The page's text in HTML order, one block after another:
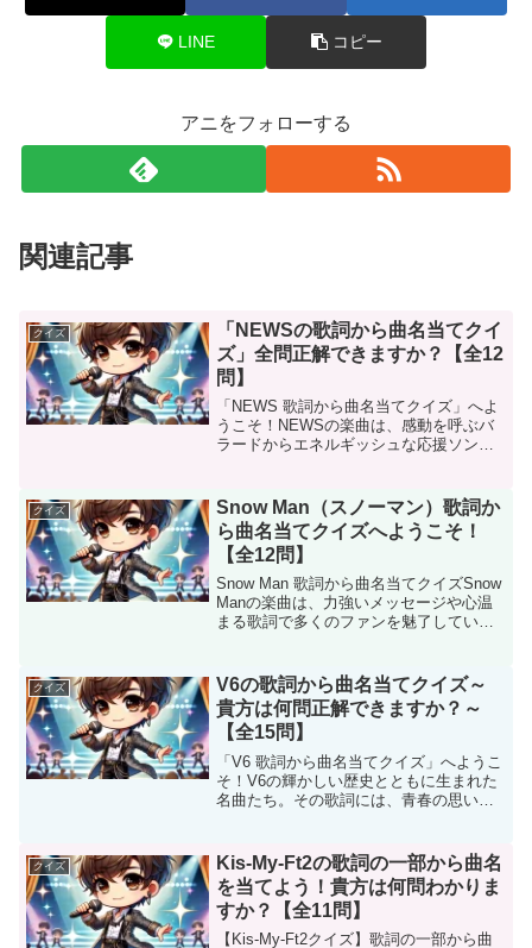
LINE コピー
アニをフォローする
関連記事
クイズ
「NEWSの歌詞から曲名当てクイ
ズ」全問正解できますか？【全12
問】
「NEWS 歌詞から曲名当てクイズ」へよ
うこそ！NEWSの楽曲は、感動を呼ぶバ
ラードからエネルギッシュな応援ソン
さで多くのファンを魅了しています。こ
のクイズでは、NEW...
クイズ
Snow Man（スノーマン）歌詞か
ら曲名当てクイズへようこそ！
【全12問】
Snow Man 歌詞から曲名当てクイズSnow
Manの楽曲は、力強いメッセージや心温
まる歌詞で多くのファンを魅了していま
す！デビュー曲から最新曲まで、幅広い
ラインナッ...
クイズ
V6の歌詞から曲名当てクイズ～
貴方は何問正解できますか？～
【全15問】
「V6 歌詞から曲名当てクイズ」へようこ
そ！V6の輝かしい歴史とともに生まれた
名曲たち。その歌詞には、青春の思い出
なV6の楽曲から選りすぐりの歌詞をヒン
トに、曲名を当て...
クイズ
Kis-My-Ft2の歌詞の一部から曲名
を当てよう！貴方は何問わかりま
すか？【全11問】
【Kis-My-Ft2クイズ】歌詞の一部から曲